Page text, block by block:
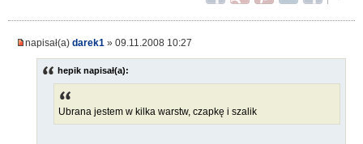
napisał(a) darek1 » 09.11.2008 10:27
hepik napisał(a):
Ubrana jestem w kilka warstw, czapkę i szalik